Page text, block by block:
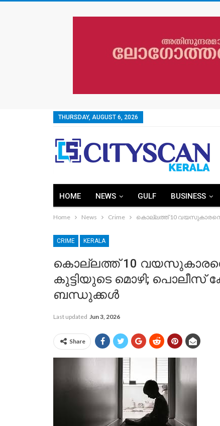
THURSDAY, AUGUST 6, 2026
HOME NEWS GULF BUSINESS
Home News Crime കൊല്ലത്ത് 10 വയസുകാരനെ
CRIME KERALA
കൊല്ലത്ത് 10 വയസുകാരനെ
കുട്ടിയുടെ മൊഴി; പൊലീസ്
ബന്ധുക്കൾ
Last updated Jun 3, 2026
Share